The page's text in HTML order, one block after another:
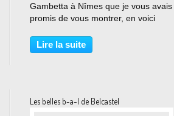
Gambetta à Nîmes que je vous avais
promis de vous montrer, en voici
photographié encore plein...
Lire la suite
Les belles b-a-l de Belcastel